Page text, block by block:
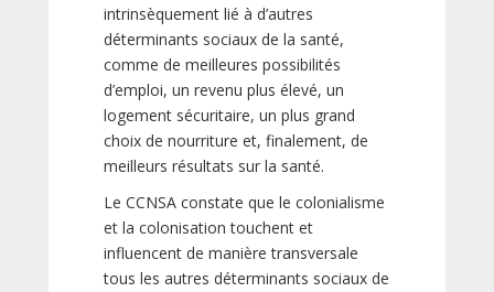
intrinsèquement lié à d’autres
déterminants sociaux de la santé,
comme de meilleures possibilités
d’emploi, un revenu plus élevé, un
logement sécuritaire, un plus grand
choix de nourriture et, finalement, de
meilleurs résultats sur la santé.
Le CCNSA constate que le colonialisme
et la colonisation touchent et
influencent de manière transversale
tous les autres déterminants sociaux de